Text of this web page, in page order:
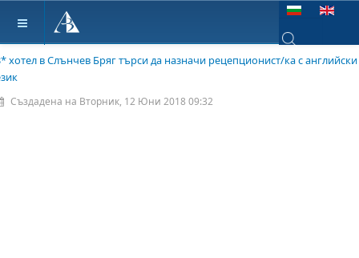
Изберете език
Type 2 or more
хотел в Слънчев Бряг търси да назначи рецепционист/ка с английски
Създадена на Вторник, 12 Юни 2018 09:32